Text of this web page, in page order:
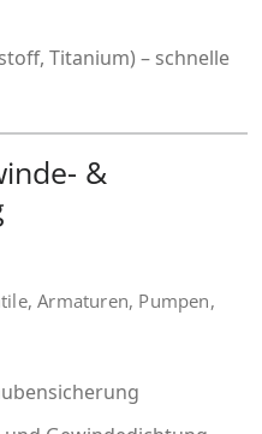
Titanium) – schnelle
&
Armaturen, Pumpen,